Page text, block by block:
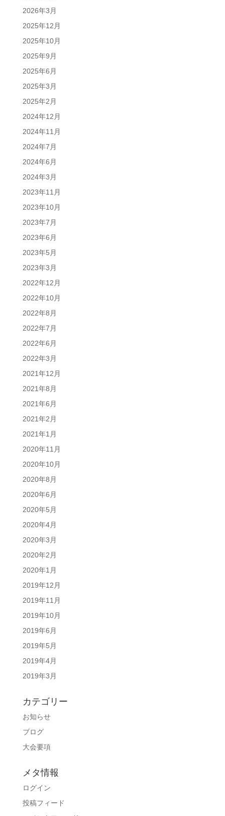
2026年3月
2025年12月
2025年10月
2025年9月
2025年6月
2025年3月
2025年2月
2024年12月
2024年11月
2024年7月
2024年6月
2024年3月
2023年11月
2023年10月
2023年7月
2023年6月
2023年5月
2023年3月
2022年12月
2022年10月
2022年8月
2022年7月
2022年6月
2022年3月
2021年12月
2021年8月
2021年6月
2021年2月
2021年1月
2020年11月
2020年10月
2020年8月
2020年6月
2020年5月
2020年4月
2020年3月
2020年2月
2020年1月
2019年12月
2019年11月
2019年10月
2019年6月
2019年5月
2019年4月
2019年3月
カテゴリー
お知らせ
ブログ
大会要項
メタ情報
ログイン
投稿フィード